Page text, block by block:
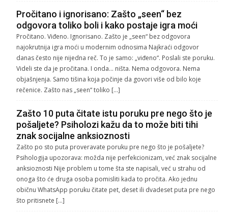
Pročitano i ignorisano: Zašto „seen“ bez
odgovora toliko boli i kako postaje igra moći
Pročitano. Viđeno. Ignorisano. Zašto je „seen“ bez odgovora
najokrutnija igra moći u modernim odnosima Najkraći odgovor
danas često nije nijedna reč. To je samo: „viđeno“. Poslali ste poruku.
Videli ste da je pročitana. I onda… ništa. Nema odgovora. Nema
objašnjenja. Samo tišina koja počinje da govori više od bilo koje
rečenice. Zašto nas „seen“ toliko […]
Zašto 10 puta čitate istu poruku pre nego što je
pošaljete? Psiholozi kažu da to može biti tihi
znak socijalne anksioznosti
Zašto po sto puta proveravate poruku pre nego što je pošaljete?
Psihologija upozorava: možda nije perfekcionizam, već znak socijalne
anksioznosti Nije problem u tome šta ste napisali, već u strahu od
onoga što će druga osoba pomisliti kada to pročita. Ako jednu
običnu WhatsApp poruku čitate pet, deset ili dvadeset puta pre nego
što pritisnete […]